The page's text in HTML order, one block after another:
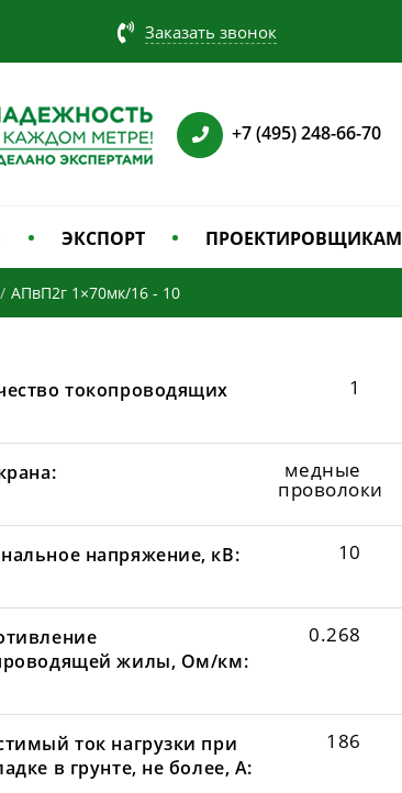
Заказать звонок
+7 (495) 248-66-70
ЭКСПОРТ ПРОЕКТИРОВЩИКАМ
/ АПвП2г 1×70мк/16 - 10
токопроводящих
1
медные
проволоки
напряжение, кВ: 10
жилы, Ом/км:
0.268
ток нагрузки при
в грунте, не более, А:
186